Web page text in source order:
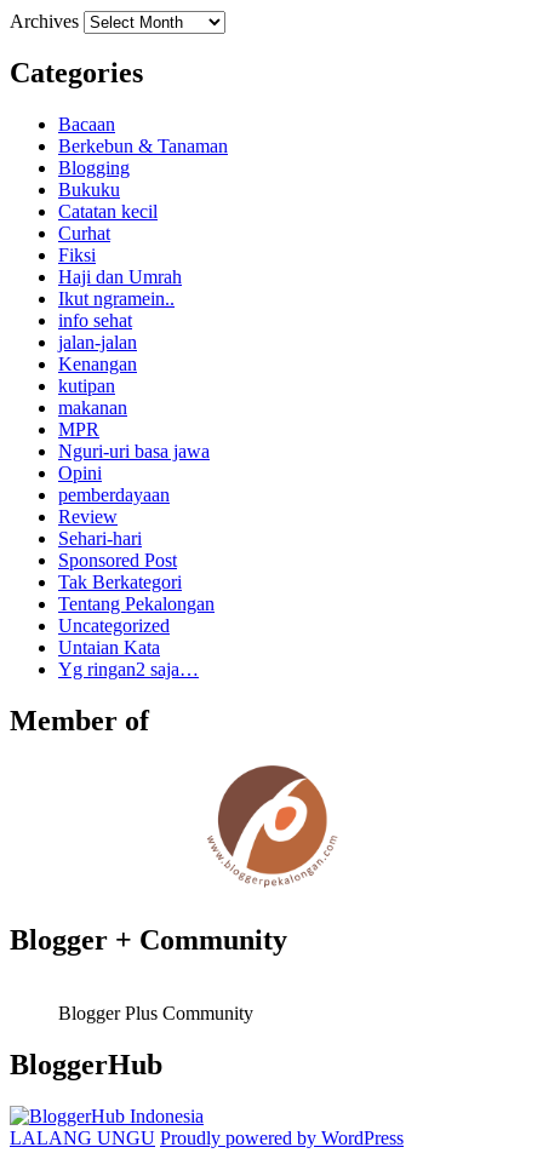
Archives
Categories
Bacaan
Berkebun & Tanaman
Blogging
Bukuku
Catatan kecil
Curhat
Fiksi
Haji dan Umrah
Ikut ngramein..
info sehat
jalan-jalan
Kenangan
kutipan
makanan
MPR
Nguri-uri basa jawa
Opini
pemberdayaan
Review
Sehari-hari
Sponsored Post
Tak Berkategori
Tentang Pekalongan
Uncategorized
Untaian Kata
Yg ringan2 saja…
Member of
Blogger + Community
Blogger Plus Community
BloggerHub
LALANG UNGU Proudly powered by WordPress